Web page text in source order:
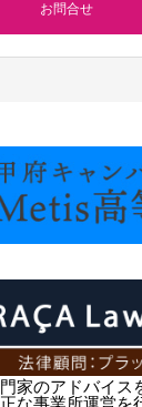
お問合せ
家のアドバイス